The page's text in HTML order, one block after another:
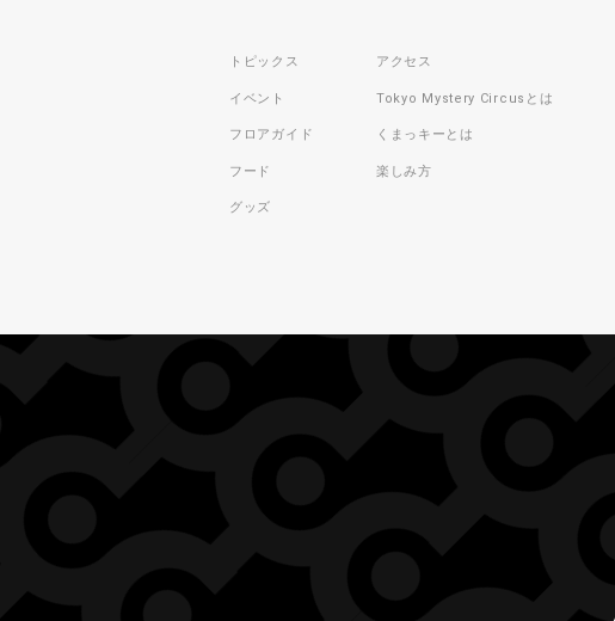
トピックス
イベント
フロアガイド
フード
グッズ
アクセス
Tokyo Mystery Circusとは
くまっキーとは
楽しみ方